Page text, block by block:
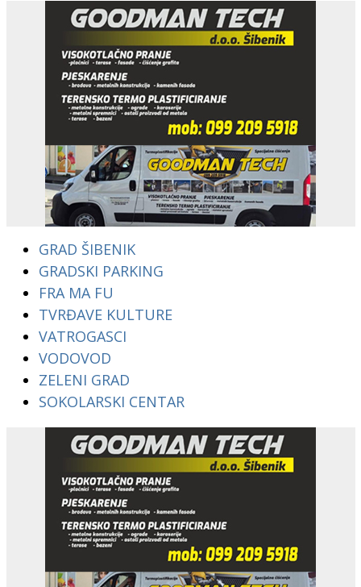
GRAD ŠIBENIK
GRADSKI PARKING
FRA MA FU
TVRĐAVE KULTURE
VATROGASCI
VODOVOD
ZELENI GRAD
SOKOLARSKI CENTAR